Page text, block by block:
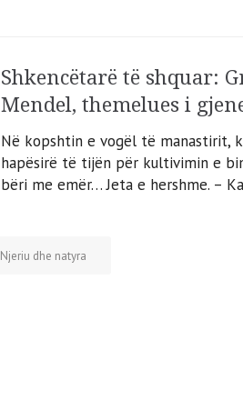
Shkencëtarë të shquar:
Mendel, themelues i
Në kopshtin e vogël të manastirit,
hapësirë të tijën për kultivimin e
bëri me emër… Jeta e hershme. –
Njeriu dhe natyra